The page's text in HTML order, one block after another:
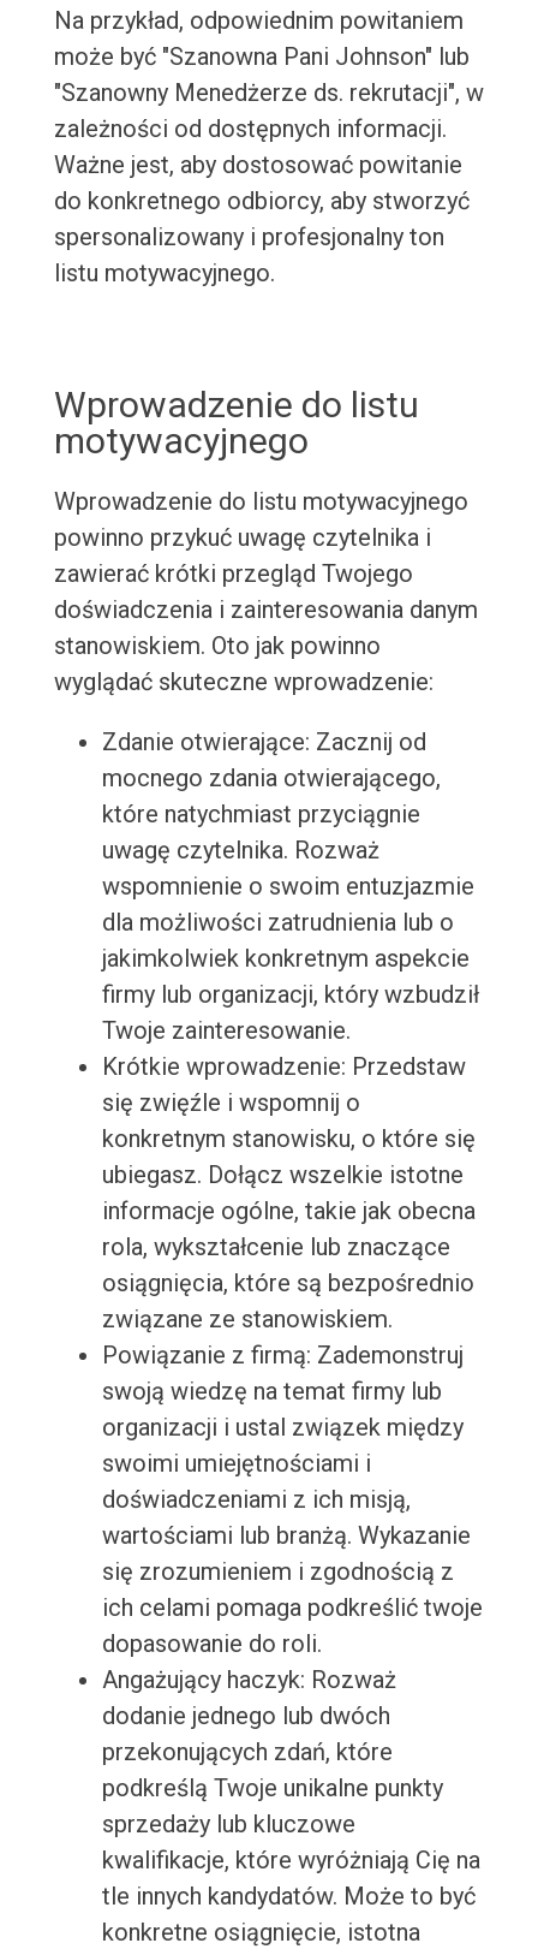
Na przykład, odpowiednim powitaniem
może być "Szanowna Pani Johnson" lub
"Szanowny Menedżerze ds. rekrutacji", w
zależności od dostępnych informacji.
Ważne jest, aby dostosować powitanie
do konkretnego odbiorcy, aby stworzyć
spersonalizowany i profesjonalny ton
listu motywacyjnego.
Wprowadzenie do listu
motywacyjnego
Wprowadzenie do listu motywacyjnego
powinno przykuć uwagę czytelnika i
zawierać krótki przegląd Twojego
doświadczenia i zainteresowania danym
stanowiskiem. Oto jak powinno
wyglądać skuteczne wprowadzenie:
Zdanie otwierające: Zacznij od
mocnego zdania otwierającego,
które natychmiast przyciągnie
uwagę czytelnika. Rozważ
wspomnienie o swoim entuzjazmie
dla możliwości zatrudnienia lub o
jakimkolwiek konkretnym aspekcie
firmy lub organizacji, który wzbudził
Twoje zainteresowanie.
Krótkie wprowadzenie: Przedstaw
się zwięźle i wspomnij o
konkretnym stanowisku, o które się
ubiegasz. Dołącz wszelkie istotne
informacje ogólne, takie jak obecna
rola, wykształcenie lub znaczące
osiągnięcia, które są bezpośrednio
związane ze stanowiskiem.
Powiązanie z firmą: Zademonstruj
swoją wiedzę na temat firmy lub
organizacji i ustal związek między
swoimi umiejętnościami i
doświadczeniami z ich misją,
wartościami lub branżą. Wykazanie
się zrozumieniem i zgodnością z
ich celami pomaga podkreślić twoje
dopasowanie do roli.
Angażujący haczyk: Rozważ
dodanie jednego lub dwóch
przekonujących zdań, które
podkreślą Twoje unikalne punkty
sprzedaży lub kluczowe
kwalifikacje, które wyróżniają Cię na
tle innych kandydatów. Może to być
konkretne osiągnięcie, istotna